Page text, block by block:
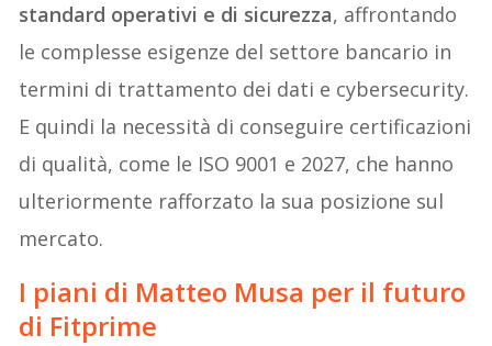
standard operativi e di sicurezza, affrontando
le complesse esigenze del settore bancario in
termini di trattamento dei dati e cybersecurity.
E quindi la necessità di conseguire certificazioni
di qualità, come le ISO 9001 e 2027, che hanno
ulteriormente rafforzato la sua posizione sul
mercato.
I piani di Matteo Musa per il futuro
di Fitprime